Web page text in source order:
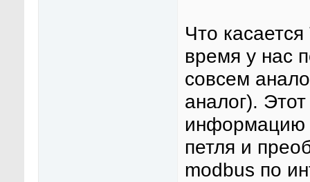
Что
время у нас
совсем
аналог).
информацию
петля и
modbus по